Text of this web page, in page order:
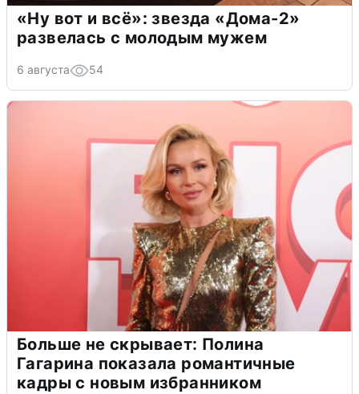
«Ну вот и всё»: звезда «Дома-2»
развелась с молодым мужем
6 августа 54
Больше не скрывает: Полина
Гагарина показала романтичные
кадры с новым избранником